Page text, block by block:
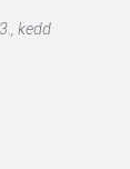
kedd